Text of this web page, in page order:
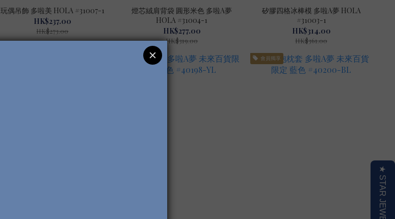
玩偶吊飾 多啦美 HOLA #31007-1
HK$237.00
HK$273.00
燈芯絨肩背袋 圓形米色 多啦A夢
HOLA #31004-1
HK$277.00
HK$319.00
矽膠四格冰棒模 多啦A夢 HOLA
#31003-1
HK$314.00
HK$361.00
會員獨享 會員獨享